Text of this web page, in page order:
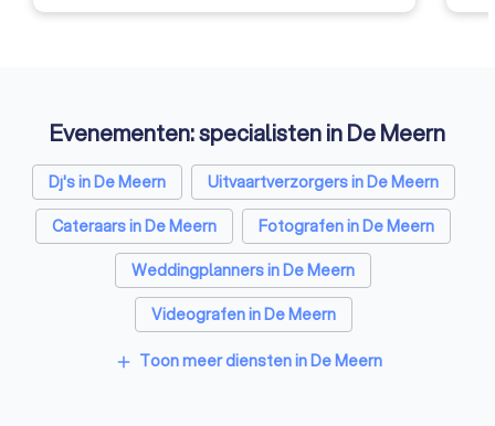
Evenementen: specialisten in De Meern
Dj's in De Meern
Uitvaartverzorgers in De Meern
Cateraars in De Meern
Fotografen in De Meern
Weddingplanners in De Meern
Videografen in De Meern
add Toon meer diensten in De Meern